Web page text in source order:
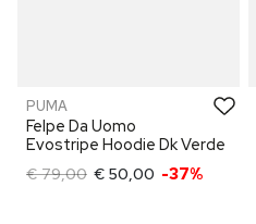
PUMA
Felpe Da Uomo
Evostripe Hoodie Dk Verde
€ 79,00 € 50,00 -37%